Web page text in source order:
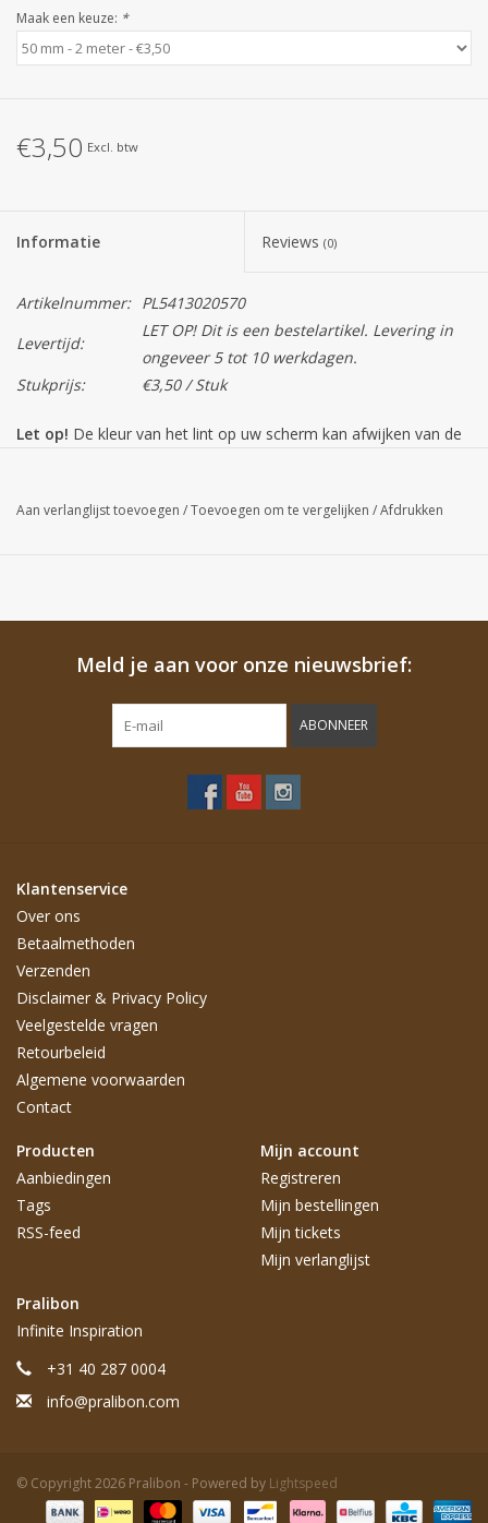
Maak een keuze: *
€3,50 Excl. btw
Informatie Reviews (0)
Artikelnummer: PL5413020570
Levertijd:
LET OP! Dit is een bestelartikel. Levering in
ongeveer 5 tot 10 werkdagen.
Stukprijs:
€3,50 / Stuk
Let op! De kleur van het lint op uw scherm kan afwijken van de
Aan verlanglijst toevoegen /Toevoegen om te vergelijken /Afdrukken
Meld je aan voor onze nieuwsbrief:
ABONNEER
Klantenservice
Over ons
Betaalmethoden
Verzenden
Disclaimer & Privacy Policy
Veelgestelde vragen
Retourbeleid
Algemene voorwaarden
Contact
Producten
Aanbiedingen
Tags
RSS-feed
Mijn account
Registreren
Mijn bestellingen
Mijn tickets
Mijn verlanglijst
Pralibon
Infinite Inspiration
+31 40 287 0004
info@pralibon.com
© Copyright 2026 Pralibon - Powered by Lightspeed